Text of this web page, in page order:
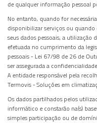
de qualquer informação pessoal
No entanto, quando for
disponibilizar serviços ou
seus dados pessoais, a utilização
efetuada no cumprimento da
pessoais - Lei 67/98 de 26 de
ser assegurada a
A entidade responsável pela
Termovis - Soluções em
Os dados partilhados pelos
informático e constarão na(s)
simples participação ou de